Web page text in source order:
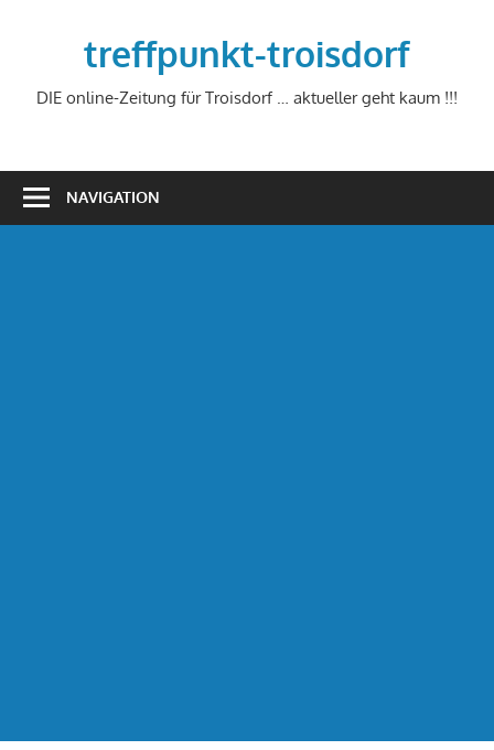
treffpunkt-troisdorf
DIE online-Zeitung für Troisdorf … aktueller geht kaum !!!
NAVIGATION